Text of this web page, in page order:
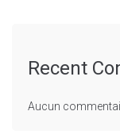
Recent
Aucun